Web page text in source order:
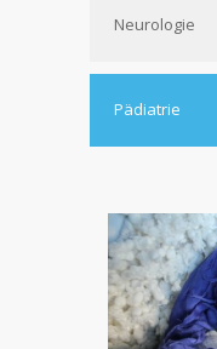
Neurologie
Pädiatrie